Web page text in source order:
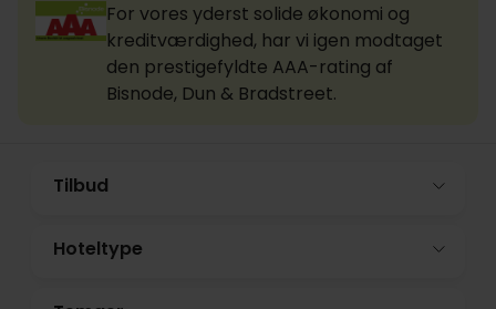
For vores yderst solide økonomi og
kreditværdighed, har vi igen modtaget
den prestigefyldte AAA-rating af
Bisnode, Dun & Bradstreet.
Tilbud
Hoteltype